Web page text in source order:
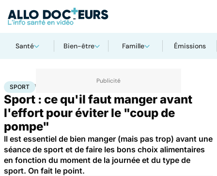
Santé Bien-être Famille Émissions
AccueilBien-être Sport
SPORT
Sport : ce qu'il faut manger avant
l'effort pour éviter le "coup de
pompe"
Il est essentiel de bien manger (mais pas trop) avant une
séance de sport et de faire les bons choix alimentaires
en fonction du moment de la journée et du type de
sport. On fait le point.